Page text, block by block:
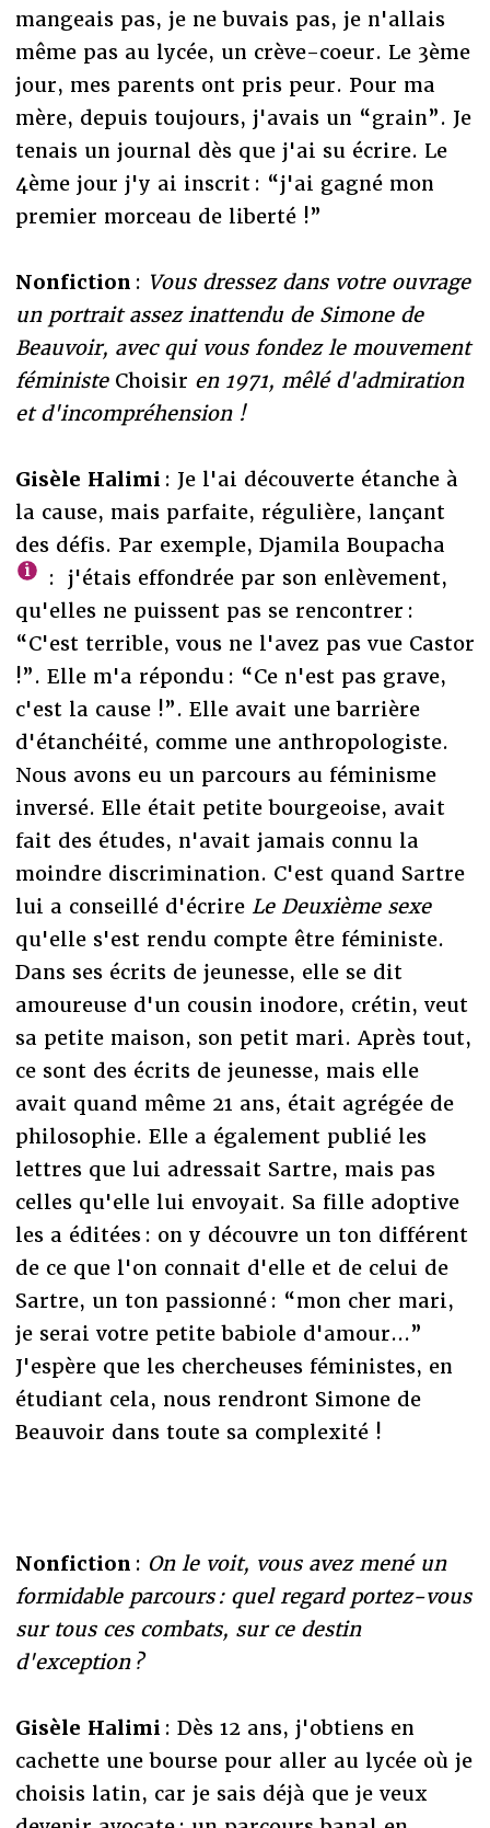
mangeais pas, je ne buvais pas, je n'allais
même pas au lycée, un crève-coeur. Le 3ème
jour, mes parents ont pris peur. Pour ma
mère, depuis toujours, j'avais un “grain”. Je
tenais un journal dès que j'ai su écrire. Le
4ème jour j'y ai inscrit : “j'ai gagné mon
premier morceau de liberté !”
Nonfiction : Vous dressez dans votre ouvrage
un portrait assez inattendu de Simone de
Beauvoir, avec qui vous fondez le mouvement
féministe Choisir en 1971, mêlé d'admiration
et d'incompréhension !
Gisèle Halimi : Je l'ai découverte étanche à
la cause, mais parfaite, régulière, lançant
des défis. Par exemple, Djamila Boupacha
: j'étais effondrée par son enlèvement,
qu'elles ne puissent pas se rencontrer :
“C'est terrible, vous ne l'avez pas vue Castor
!”. Elle m'a répondu : “Ce n'est pas grave,
c'est la cause !”. Elle avait une barrière
d'étanchéité, comme une anthropologiste.
Nous avons eu un parcours au féminisme
inversé. Elle était petite bourgeoise, avait
fait des études, n'avait jamais connu la
moindre discrimination. C'est quand Sartre
lui a conseillé d'écrire Le Deuxième sexe
qu'elle s'est rendu compte être féministe.
Dans ses écrits de jeunesse, elle se dit
amoureuse d'un cousin inodore, crétin, veut
sa petite maison, son petit mari. Après tout,
ce sont des écrits de jeunesse, mais elle
avait quand même 21 ans, était agrégée de
philosophie. Elle a également publié les
lettres que lui adressait Sartre, mais pas
celles qu'elle lui envoyait. Sa fille adoptive
les a éditées : on y découvre un ton différent
de ce que l'on connait d'elle et de celui de
Sartre, un ton passionné : “mon cher mari,
je serai votre petite babiole d'amour...”
J'espère que les chercheuses féministes, en
étudiant cela, nous rendront Simone de
Beauvoir dans toute sa complexité !
Nonfiction : On le voit, vous avez mené un
formidable parcours : quel regard portez-vous
sur tous ces combats, sur ce destin
d'exception ?
Gisèle Halimi : Dès 12 ans, j'obtiens en
cachette une bourse pour aller au lycée où je
choisis latin, car je sais déjà que je veux